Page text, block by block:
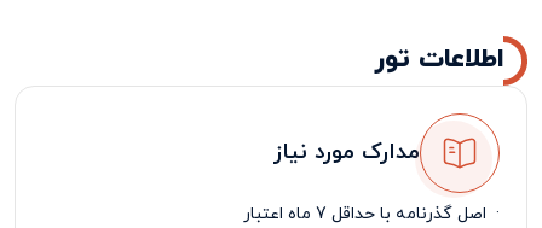
اطلاعات تور
مدارک مورد نیاز
· اصل گذرنامه با حداقل 7 ماه اعتبار